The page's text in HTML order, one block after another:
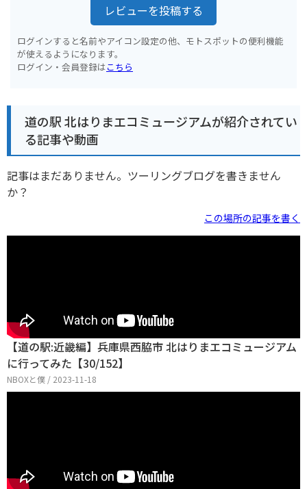
レビューを投稿する
ログインすると名前やアイコン設定の他、モトスポットの便利機能
が使えるようになります。
ログイン・会員登録はこちら
道の駅 北はりまエコミュージアムが紹介されてい
る記事や動画
記事はまだありません。ツーリングブログを書きません
か？
この場所の記事を書く
【道の駅:近畿編】兵庫県西脇市 北はりまエコミュージアム
に行ってみた【30/152】
NBOXと僕 / 2023-11-18